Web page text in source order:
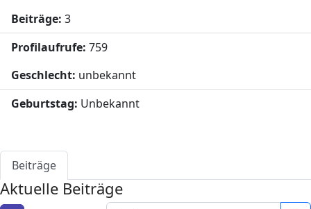
Beiträge: 3
Profilaufrufe: 759
Geschlecht: unbekannt
Geburtstag: Unbekannt
Beiträge
Aktuelle Beiträge